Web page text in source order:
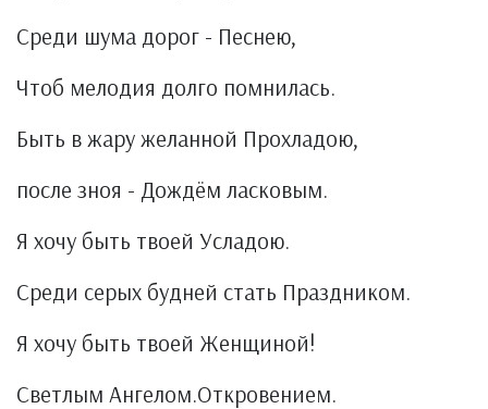
Среди шума дорог - Песнею,
Чтоб мелодия долго помнилась.
Быть в жару желанной Прохладою,
после зноя - Дождём ласковым.
Я хочу быть твоей Усладою.
Среди серых будней стать Праздником.
Я хочу быть твоей Женщиной!
Светлым Ангелом.Откровением.